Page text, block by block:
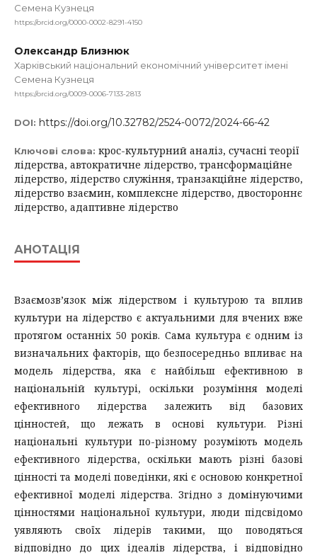
Семена Кузнеця
https://orcid.org/0000-0002-8291-4150
Олександр Близнюк
Харківський національний економічний університет імені
Семена Кузнеця
https://orcid.org/0009-0006-7133-2813
DOI: https://doi.org/10.32782/2524-0072/2024-66-42
Ключові слова: крос-культурний аналіз, сучасні теорії
лідерства, автократичне лідерство, трансформаційне
лідерство, лідерство служіння, транзакційне лідерство,
лідерство взаємин, комплексне лідерство, двостороннє
лідерство, адаптивне лідерство
АНОТАЦІЯ
Взаємозв’язок між лідерством і культурою та вплив
культури на лідерство є актуальними для вчених вже
протягом останніх 50 років. Сама культура є одним із
визначальних факторів, що безпосередньо впливає на
модель лідерства, яка є найбільш ефективною в
національній культурі, оскільки розуміння моделі
ефективного лідерства залежить від базових
цінностей, що лежать в основі культури. Різні
національні культури по-різному розуміють модель
ефективного лідерства, оскільки мають різні базові
цінності та моделі поведінки, які є основою конкретної
ефективної моделі лідерства. Згідно з домінуючими
цінностями національної культури, люди підсвідомо
уявляють своїх лідерів такими, що поводяться
відповідно до цих ідеалів лідерства, і відповідно